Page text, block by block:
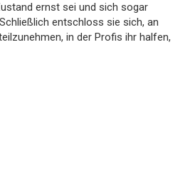
ernst sei und sich sogar
entschloss sie sich, an
in der Profis ihr halfen,